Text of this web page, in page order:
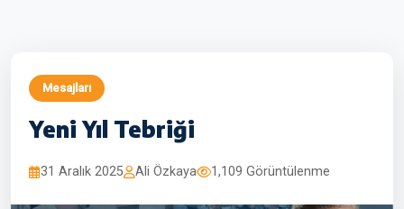
Mesajları
Yeni Yıl Tebriği
31 Aralık 2025 Ali Özkaya 1,109 Görüntülenme